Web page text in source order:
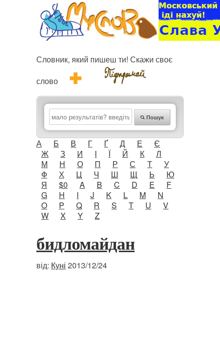
Словник, який пишеш ти! Скажи своє
слово
Пошук
А Б В Г Ґ Д Е
Є
Ж
З И І Ї Й К
Л
М
Н О П Р С Т
У
Ф
Х Ц Ч Ш Щ Ь
Ю
Я
$0 A B C D E
F
G
H I J K L M
N
O
P Q R S T U
V
W
X Y Z
бидломайдан
від: Куні 2013/12/24